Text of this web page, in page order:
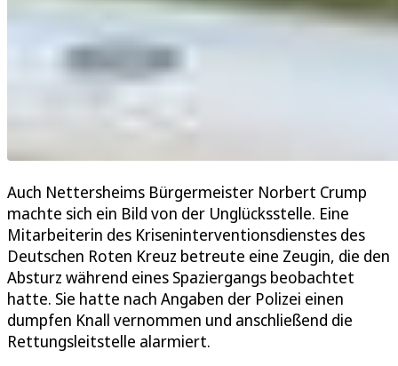
Auch Nettersheims Bürgermeister Norbert Crump
machte sich ein Bild von der Unglücksstelle. Eine
Mitarbeiterin des Kriseninterventionsdienstes des
Deutschen Roten Kreuz betreute eine Zeugin, die den
Absturz während eines Spaziergangs beobachtet
hatte. Sie hatte nach Angaben der Polizei einen
dumpfen Knall vernommen und anschließend die
Rettungsleitstelle alarmiert.